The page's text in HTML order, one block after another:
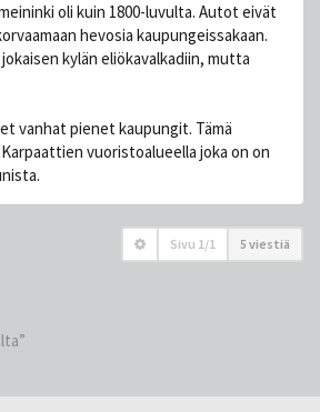
oli kuin 1800-luvulta. Autot eivät
hevosia kaupungeissakaan.
kylän eliökavalkadiin, mutta
vanhat pienet kaupungit. Tämä
vuoristoalueella joka on on
Sivu 1/1 5 viestiä